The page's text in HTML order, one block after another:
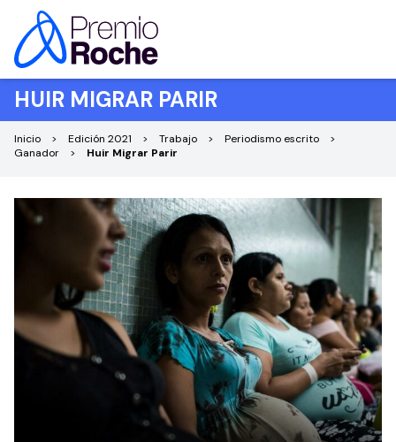
Saltar al contenido
HUIR MIGRAR PARIR
Inicio Edición 2021 Trabajo
Periodismo escrito
Ganador
Huir Migrar Parir